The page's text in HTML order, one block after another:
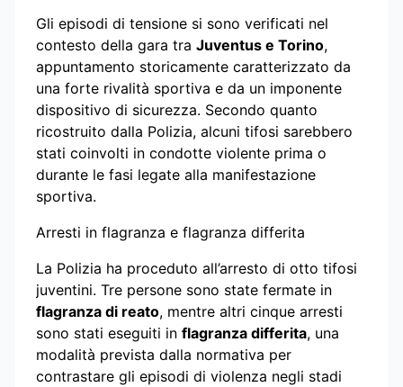
Gli episodi di tensione si sono verificati nel
contesto della gara tra Juventus e Torino,
appuntamento storicamente caratterizzato da
una forte rivalità sportiva e da un imponente
dispositivo di sicurezza. Secondo quanto
ricostruito dalla Polizia, alcuni tifosi sarebbero
stati coinvolti in condotte violente prima o
durante le fasi legate alla manifestazione
sportiva.
Arresti in flagranza e flagranza differita
La Polizia ha proceduto all’arresto di otto tifosi
juventini. Tre persone sono state fermate in
flagranza di reato, mentre altri cinque arresti
sono stati eseguiti in flagranza differita, una
modalità prevista dalla normativa per
contrastare gli episodi di violenza negli stadi